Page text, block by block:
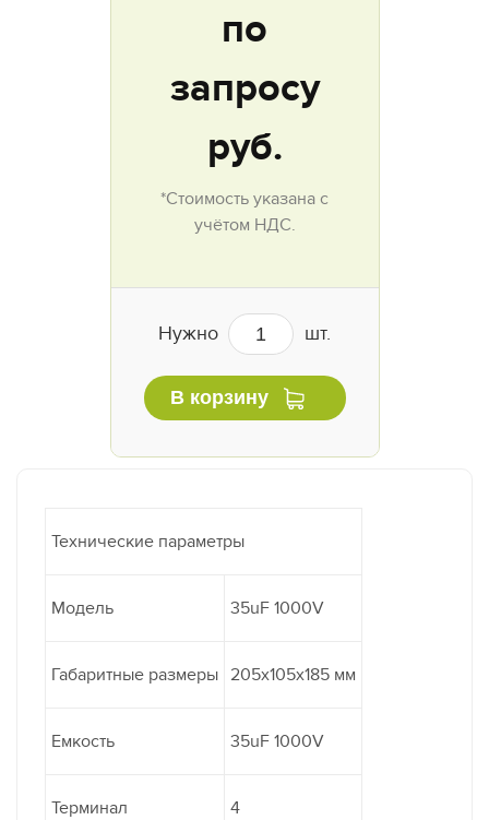
по
запросу
руб.
*Стоимость указана с
учётом НДС.
Нужно шт.
В корзину
Технические параметры
Модель 35uF 1000V
Габаритные размеры 205х105х185 мм
Емкость 35uF 1000V
Терминал 4